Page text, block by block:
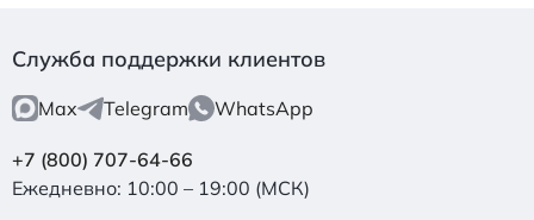
Служба поддержки клиентов
Max Telegram WhatsApp
+7 (800) 707-64-66
Ежедневно: 10:00 – 19:00 (МСК)